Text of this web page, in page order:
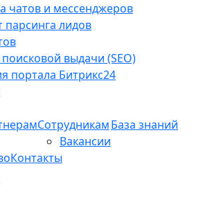
чатов и мессенджеров
парсинга лидов
выдачи (SEO)
портала Битрикс24
Сотрудникам
Вакансии
База знаний
Контакты